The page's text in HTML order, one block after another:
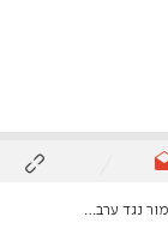
ביטחוניים